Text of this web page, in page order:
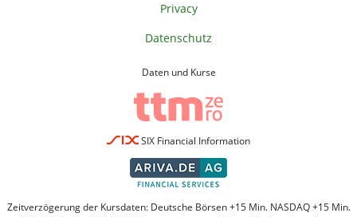
Privacy
Datenschutz
Daten und Kurse
SIX Financial Information
Zeitverzögerung der Kursdaten: Deutsche Börsen +15 Min. NASDAQ +15 Min.